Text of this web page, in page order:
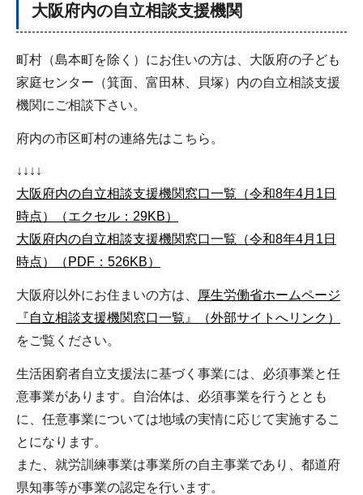
大阪府内の自立相談支援機関
町村（島本町を除く）にお住いの方は、大阪府の子ども
家庭センター（箕面、富田林、貝塚）内の自立相談支援
機関にご相談下さい。
府内の市区町村の連絡先はこちら。
↓↓↓↓
大阪府内の自立相談支援機関窓口一覧（令和8年4月1日
時点）（エクセル：29KB）
大阪府内の自立相談支援機関窓口一覧（令和8年4月1日
時点）（PDF：526KB）
大阪府以外にお住まいの方は、
厚生労働省ホームページ
『自立相談支援機関窓口一覧』（外部サイトへリンク）
をご覧ください。
生活困窮者自立支援法に基づく事業には、必須事業と任
意事業があります。自治体は、必須事業を行うととも
に、任意事業については地域の実情に応じて実施するこ
とになります。
また、就労訓練事業は事業所の自主事業であり、都道府
県知事等が事業の認定を行います。